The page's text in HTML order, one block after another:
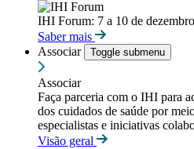
IHI Forum: 7 a 10 de
Saber mais
Associar
Toggle submenu
Associar
Faça parceria com o IHI para
dos cuidados de saúde por
especialistas e iniciativas
Visão geral